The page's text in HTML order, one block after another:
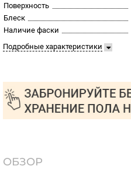
Поверхность
Блеск
Наличие фаски
Подробные характеристики
ОБЗОР